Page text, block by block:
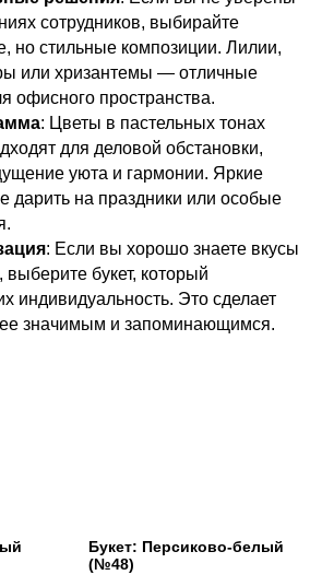
сотрудников, выбирайте
но стильные композиции. Лилии,
или хризантемы — отличные
офисного пространства.
: Цветы в пастельных тонах
для деловой обстановки,
уюта и гармонии. Яркие
дарить на праздники или особые
: Если вы хорошо знаете вкусы
выберите букет, который
индивидуальность. Это сделает
значимым и запоминающимся.
Букет: Персиково-белый
(№48)